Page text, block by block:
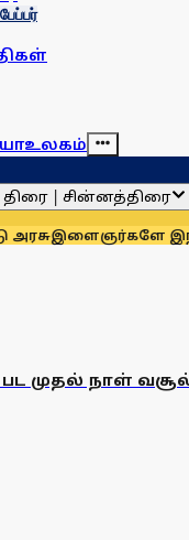
உலகம்
திரை | சின்னத்திரை
இளைஞர்களே
முதல் நாள்